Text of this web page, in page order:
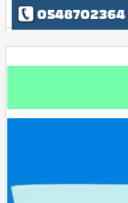
0548702364